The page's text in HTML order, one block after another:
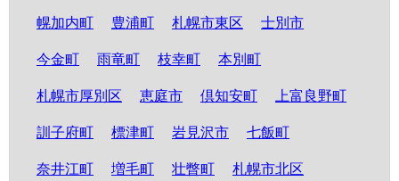
幌加内町 豊浦町 札幌市東区 士別市
今金町 雨竜町 枝幸町 本別町
札幌市厚別区 恵庭市 倶知安町 上富良野町
訓子府町 標津町 岩見沢市 七飯町
奈井江町 増毛町 壮瞥町 札幌市北区